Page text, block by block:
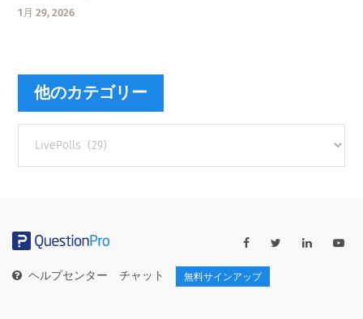
1月 29, 2026
他のカテゴリー
カ
ー
ヘルプセンター チャット 無料サインアップ